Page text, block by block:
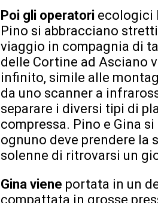
Poi gli operatori ecologici
Pino si abbracciano
viaggio in compagnia di
delle Cortine ad Asciano
infinito, simile alle
da uno scanner a
separare i diversi tipi di
compressa. Pino e Gina
ognuno deve prendere la
solenne di ritrovarsi un
Gina viene portata in un
compattata in grosse